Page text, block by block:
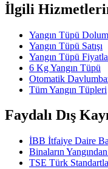
İlgili
Yangın Tüpü
Yangın Tüpü Satışı
Yangın Tüpü
6 Kg Yangın Tüpü
Otomatik
Tüm Yangın Tüpleri
Faydalı Dış
İBB İtfaiye Daire
Binaların
TSE Türk